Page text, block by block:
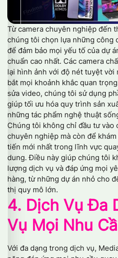
Từ camera chuyên nghiệp đến
chúng tôi chọn lựa những công
để đảm bảo mọi yếu tố của dự
chuẩn cao nhất. Các camera
lại hình ảnh với độ nét tuyệt vời
bắt mọi khoảnh khắc quan
sửa video, chúng tôi sử dụng
giúp tối ưu hóa quy trình sản
những tác phẩm nghệ thuật
Chúng tôi không chỉ đầu tư
chuyên nghiệp mà còn để
tiến mới nhất trong lĩnh vực
dung. Điều này giúp chúng tôi
lượng dịch vụ và đáp ứng mọi
hàng, từ những dự án nhỏ cho
thị quy mô lớn.
4. Dịch Vụ Đa
Vụ Mọi Nhu
Với đa dạng trong dịch vụ,